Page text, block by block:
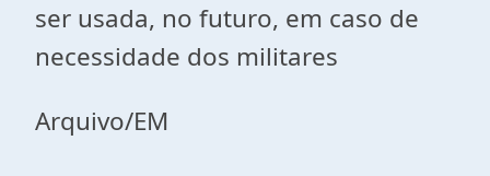
ser usada, no futuro, em caso de
necessidade dos militares
Arquivo/EM